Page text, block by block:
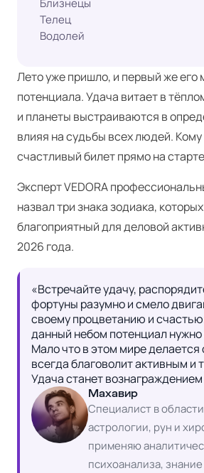
Близнецы
Телец
Водолей
Лето уже пришло, и первый же его
потенциала. Удача витает в
и планеты выстраиваются в
влияя на судьбы всех людей.
счастливый билет прямо на
Эксперт VEDORA
назвал три знака зодиака,
благоприятный для деловой
2026 года.
«Встречайте удачу,
фортуны разумно и смело
своему процветанию и
данный небом потенциал нужно
Мало что в этом мире
всегда благоволит активным и
Удача станет
Махавир
Специалист в
астрологии, рун и
применяю
психоанализа,